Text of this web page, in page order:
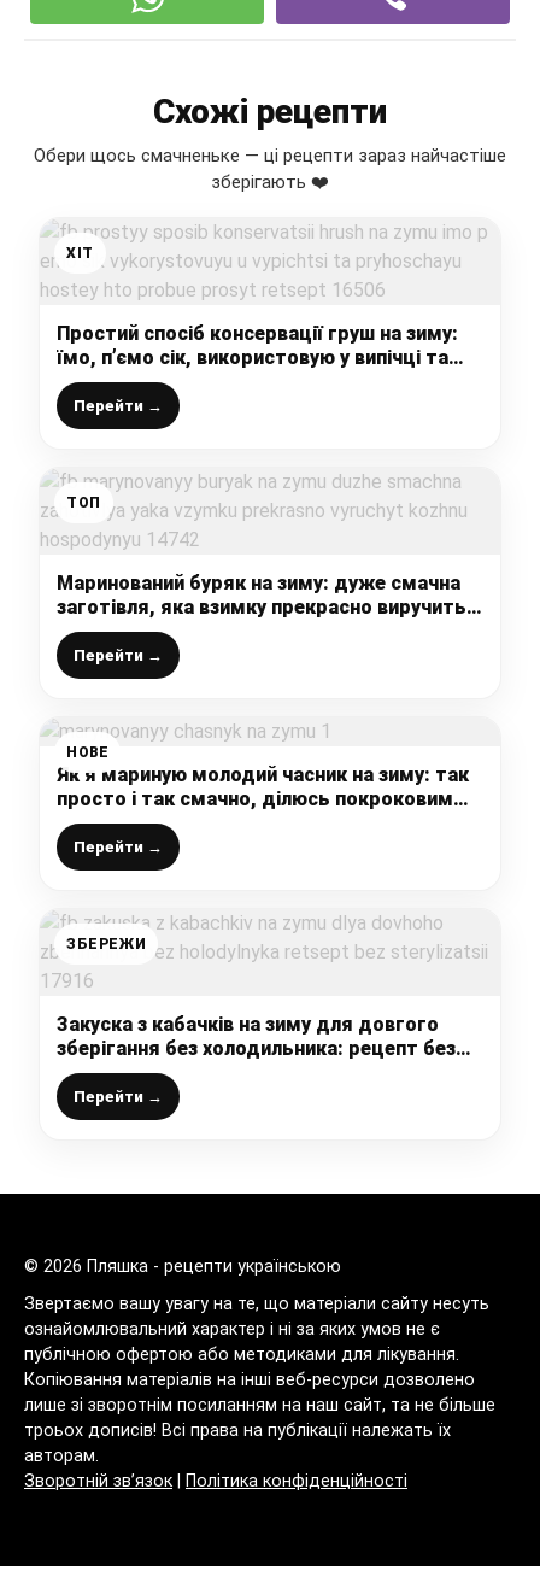
Схожі рецепти
Обери щось смачненьке — ці рецепти зараз найчастіше
зберігають ❤️
ХІТ
Простий спосіб консервації груш на зиму:
їмо, п’ємо сік, використовую у випічці та
пригощаю гостей (хто пробує – просить
рецепт)
Перейти →
ТОП
Маринований буряк на зиму: дуже смачна
заготівля, яка взимку прекрасно виручить
кожну господиню
Перейти →
НОВЕ
Як я мариную молодий часник на зиму: так
просто і так смачно, ділюсь покроковим
рецептом з фото
Перейти →
ЗБЕРЕЖИ
Закуска з кабачків на зиму для довгого
зберігання без холодильника: рецепт без
стерилізації
Перейти →
© 2026 Пляшка - рецепти українською
Звертаємо вашу увагу на те, що матеріали сайту несуть
ознайомлювальний характер і ні за яких умов не є
публічною офертою або методиками для лікування.
Копіювання матеріалів на інші веб-ресурси дозволено
лише зі зворотнім посиланням на наш сайт, та не більше
троьох дописів! Всі права на публікації належать їх
авторам.
Зворотній зв’язок
Політика конфіденційності